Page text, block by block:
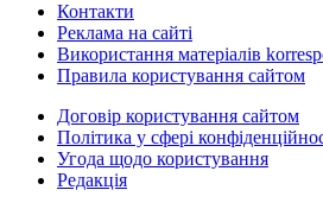
Контакти
Реклама на сайті
Використання матеріалів
Правила користування сайтом
Договір користування сайтом
Політика у сфері
Угода щодо користування
Редакція